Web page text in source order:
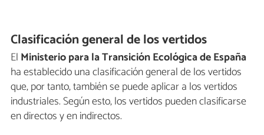
Clasificación general de los vertidos
El Ministerio para la Transición Ecológica de España
ha establecido una clasificación general de los vertidos
que, por tanto, también se puede aplicar a los vertidos
industriales. Según esto, los vertidos pueden clasificarse
en directos y en indirectos.